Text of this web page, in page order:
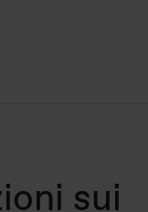
sui